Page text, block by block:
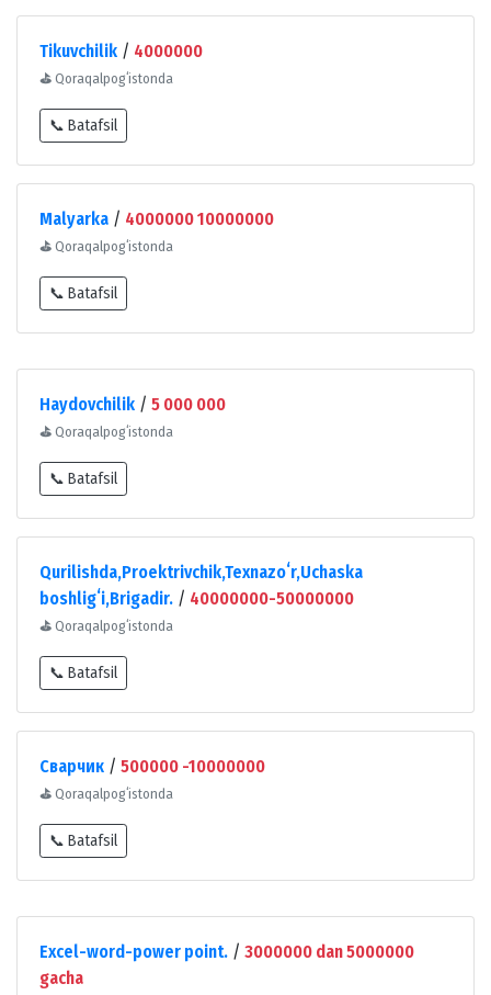
Tikuvchilik / 4000000
⛳ Qoraqalpogʻistonda
📞 Batafsil
Malyarka / 4000000 10000000
⛳ Qoraqalpogʻistonda
📞 Batafsil
Haydovchilik / 5 000 000
⛳ Qoraqalpogʻistonda
📞 Batafsil
Qurilishda,Proektrivchik,Texnazoʻr,Uchaska
boshligʻi,Brigadir. / 40000000-50000000
⛳ Qoraqalpogʻistonda
📞 Batafsil
Сварчик / 500000 -10000000
⛳ Qoraqalpogʻistonda
📞 Batafsil
Excel-word-power point. / 3000000 dan 5000000
gacha